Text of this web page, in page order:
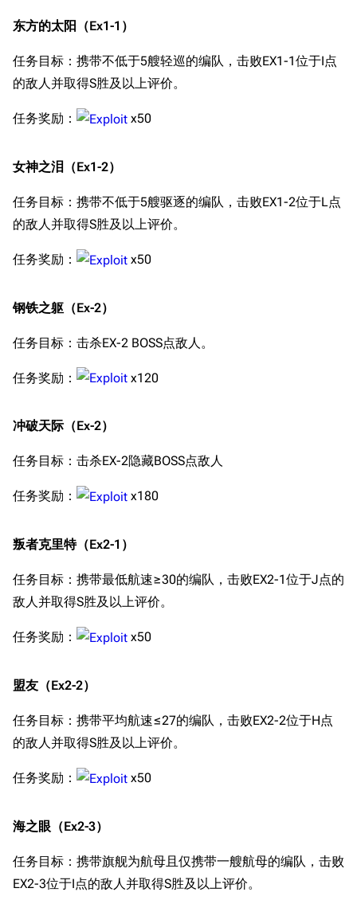
东方的太阳（Ex1-1）
任务目标：携带不低于5艘轻巡的编队，击败EX1-1位于I点
的敌人并取得S胜及以上评价。
任务奖励： x50
女神之泪（Ex1-2）
任务目标：携带不低于5艘驱逐的编队，击败EX1-2位于L点
的敌人并取得S胜及以上评价。
任务奖励： x50
钢铁之躯（Ex-2）
任务目标：击杀EX-2 BOSS点敌人。
任务奖励： x120
冲破天际（Ex-2）
任务目标：击杀EX-2隐藏BOSS点敌人
任务奖励： x180
叛者克里特（Ex2-1）
任务目标：携带最低航速≥30的编队，击败EX2-1位于J点的
敌人并取得S胜及以上评价。
任务奖励： x50
盟友（Ex2-2）
任务目标：携带平均航速≤27的编队，击败EX2-2位于H点
的敌人并取得S胜及以上评价。
任务奖励： x50
海之眼（Ex2-3）
任务目标：携带旗舰为航母且仅携带一艘航母的编队，击败
EX2-3位于I点的敌人并取得S胜及以上评价。